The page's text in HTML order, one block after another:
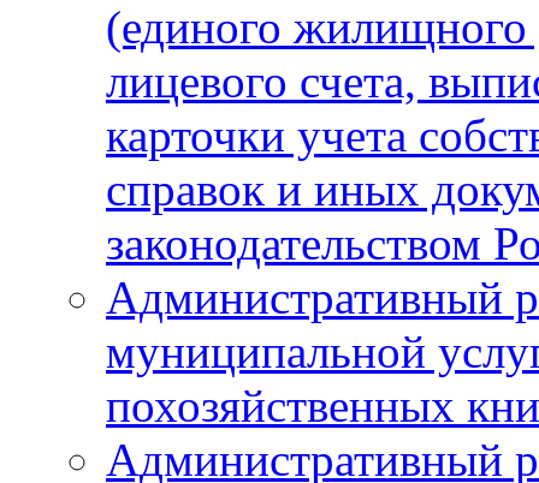
(единого жилищного
лицевого счета,
карточки учета
справок и иных
законодательством
Административный
муниципальной
похозяйственных
Административный